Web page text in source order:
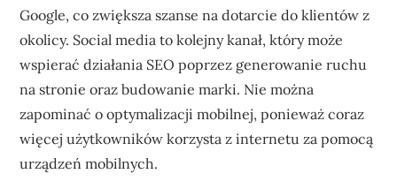
Google, co zwiększa szanse na dotarcie do klientów z
okolicy. Social media to kolejny kanał, który może
wspierać działania SEO poprzez generowanie ruchu
na stronie oraz budowanie marki. Nie można
zapominać o optymalizacji mobilnej, ponieważ coraz
więcej użytkowników korzysta z internetu za pomocą
urządzeń mobilnych.